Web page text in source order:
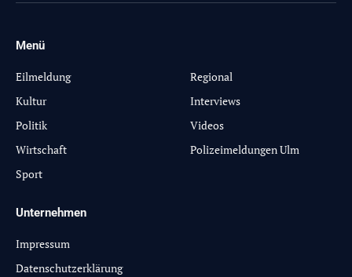
Menü
Eilmeldung
Kultur
Politik
Wirtschaft
Sport
Regional
Interviews
Videos
Polizeimeldungen Ulm
Unternehmen
Impressum
Datenschutzerklärung